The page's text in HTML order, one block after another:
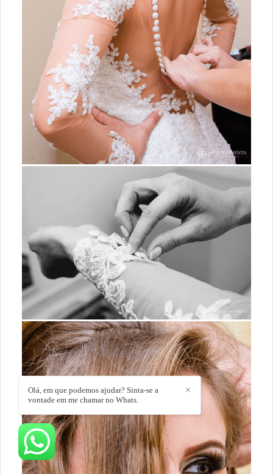
✕
Olá, em que podemos ajudar? Sinta-se a
vontade em me chamar no Whats.